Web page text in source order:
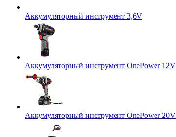
Аккумуляторный инструмент 3,6V
Аккумуляторный инструмент OnePower 12V
Аккумуляторный инструмент OnePower 20V